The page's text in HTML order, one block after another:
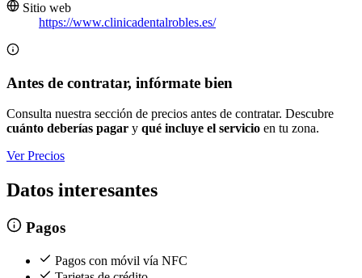
Sitio web
https://www.clinicadentalrobles.es/
Antes de contratar, infórmate bien
Consulta nuestra sección de precios antes de contratar. Descubre
cuánto deberías pagar y qué incluye el servicio en tu zona.
Ver Precios
Datos interesantes
Pagos
Pagos con móvil vía NFC